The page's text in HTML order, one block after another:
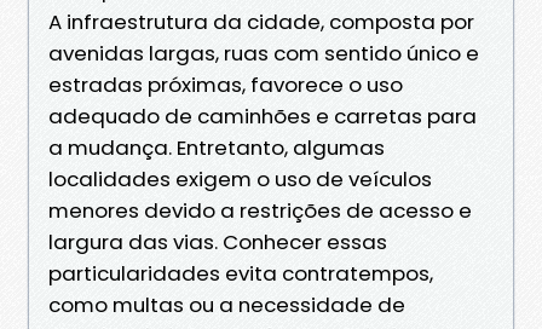
A infraestrutura da cidade, composta por
avenidas largas, ruas com sentido único e
estradas próximas, favorece o uso
adequado de caminhões e carretas para
a mudança. Entretanto, algumas
localidades exigem o uso de veículos
menores devido a restrições de acesso e
largura das vias. Conhecer essas
particularidades evita contratempos,
como multas ou a necessidade de